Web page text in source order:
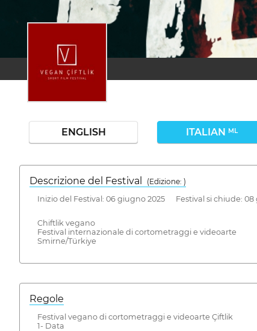
ENGLISH ITALIAN ML
Descrizione del Festival
( Edizione: )
Inizio del Festival: 06 giugno 2025 Festival si chiude: 08
Chiftlik vegano
Festival internazionale di cortometraggi e videoarte
Smirne/Türkiye
Regole
Festival vegano di cortometraggi e videoarte Çiftlik
1- Data